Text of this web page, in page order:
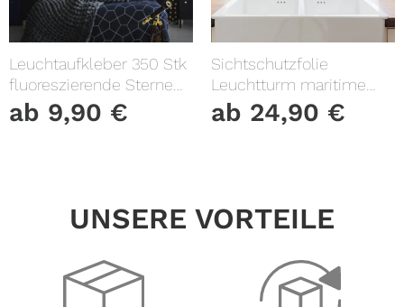
Leuchtaufkleber 350 Stk
fluoreszierende Sterne
und Punkte leuchten im
Dunklen Kinderzimmer
ab 9,90 €
Sichtschutzfolie
Leuchtturm maritime
Fensterfolie Fensterdeko
Milchglasfolie
ab 24,90 €
UNSERE VORTEILE